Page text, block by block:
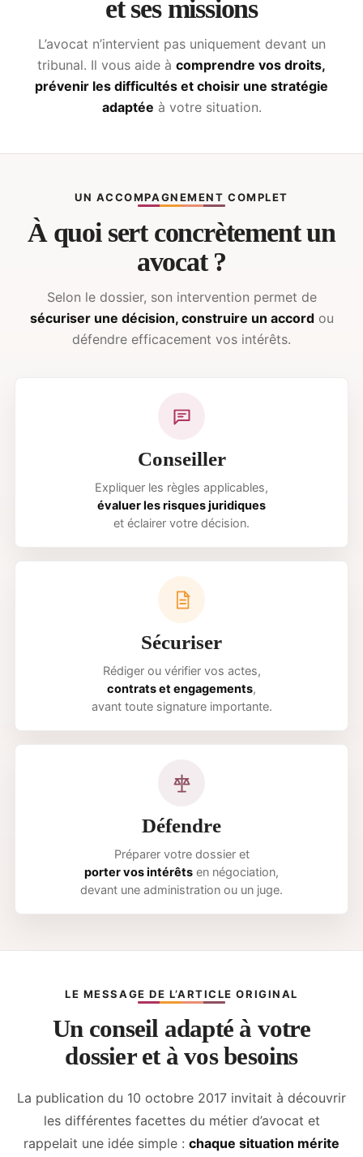
et ses missions
L’avocat n’intervient pas uniquement devant un
tribunal. Il vous aide à comprendre vos droits,
prévenir les difficultés et choisir une stratégie
adaptée à votre situation.
UN ACCOMPAGNEMENT COMPLET
À quoi sert concrètement un
avocat ?
Selon le dossier, son intervention permet de
sécuriser une décision, construire un accordou
défendre efficacement vos intérêts.
Conseiller
Expliquer les règles applicables,
évaluer les risques juridiques
et éclairer votre décision.
Sécuriser
Rédiger ou vérifier vos actes,
contrats et engagements,
avant toute signature importante.
Défendre
Préparer votre dossier et
porter vos intérêts en négociation,
devant une administration ou un juge.
LE MESSAGE DE L’ARTICLE ORIGINAL
Un conseil adapté à votre
dossier et à vos besoins
La publication du 10 octobre 2017 invitait à découvrir
les différentes facettes du métier d’avocat et
rappelait une idée simple : chaque situation mérite